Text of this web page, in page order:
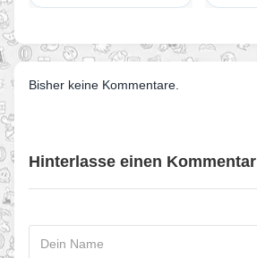
Bisher keine Kommentare.
Hinterlasse einen Kommentar